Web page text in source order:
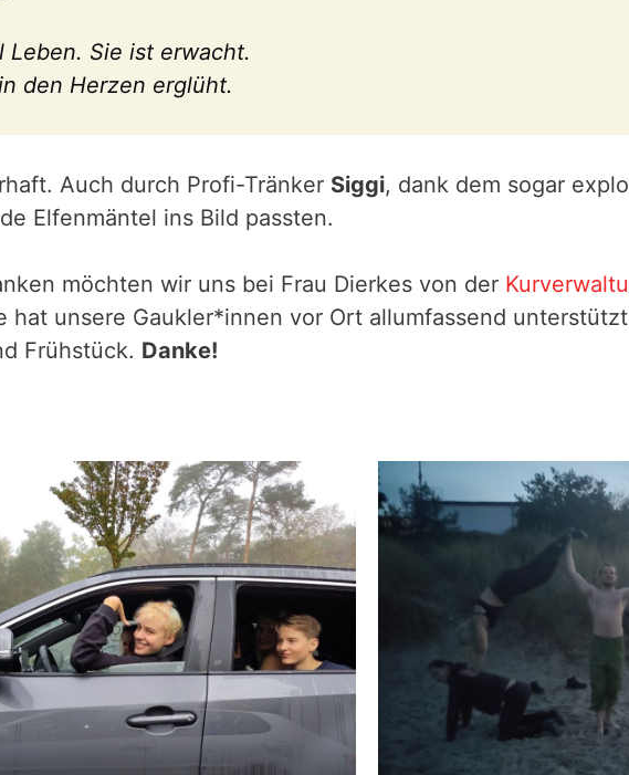
Leben. Sie ist erwacht.
den Herzen erglüht.
Auch durch Profi-Tränker Siggi, dank dem sogar
Elfenmäntel ins Bild passten.
möchten wir uns bei Frau Dierkes von der
hat unsere Gaukler*innen vor Ort allumfassend
Frühstück. Danke!